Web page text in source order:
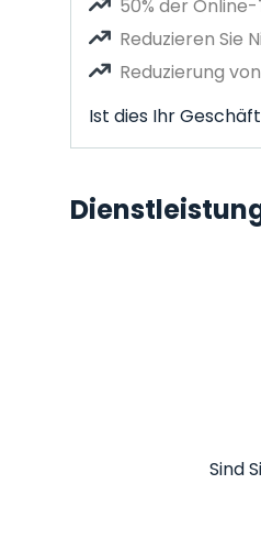
50% der
Reduzieren Sie
Reduzierung
Ist dies Ihr
Sind